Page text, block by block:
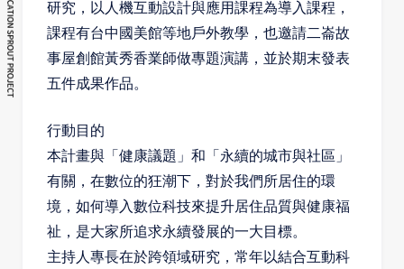
研究，以人機互動設計與應用課程為導入課程，
課程有台中國美館等地戶外教學，也邀請二崙故
事屋創館黃秀香業師做專題演講，並於期末發表
五件成果作品。
行動目的
本計畫與「健康議題」和「永續的城市與社區」
有關，在數位的狂潮下，對於我們所居住的環
境，如何導入數位科技來提升居住品質與健康福
祉，是大家所追求永續發展的一大目標。
主持人專長在於跨領域研究，常年以結合互動科